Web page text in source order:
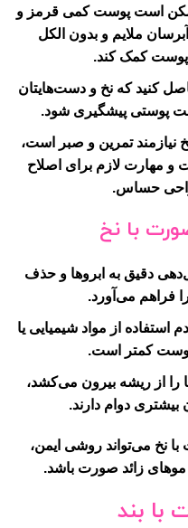
است پوست کمی قرمز و
ملایم و بدون الکل
پوست کمک کند.
کنید که نخ و دست‌هایتان
پوستی پیشگیری شود.
نیازمند تمرین و صبر است،
مهارت لازم برای اصلاح
حساس.
با نخ
دقیق به ابروها و حذف
فراهم می‌آورد.
استفاده از مواد شیمیایی یا
پوست کمتر است.
را از ریشه بیرون می‌کشد،
بیشتری دوام دارند.
نخ می‌تواند روشی ایمن،
زائد صورت باشد.
با بند